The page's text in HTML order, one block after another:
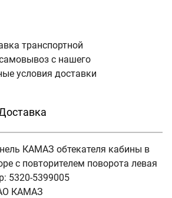
транспортной
с нашего
условия доставки
КАМАЗ обтекателя кабины в
с повторителем поворота левая
5320-5399005
КАМАЗ